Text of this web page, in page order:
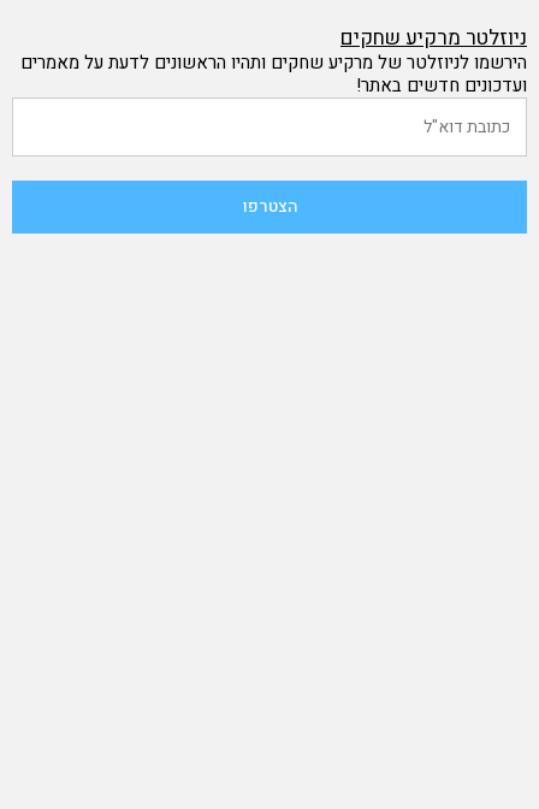
ניוזלטר מרקיע שחקים
הירשמו לניוזלטר של מרקיע שחקים ותהיו הראשונים לדעת על מאמרים
ועדכונים חדשים באתר!